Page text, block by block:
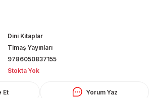
Dini Kitaplar
Timaş Yayınları
9786050837155
Stokta Yok
Et Yorum Yaz